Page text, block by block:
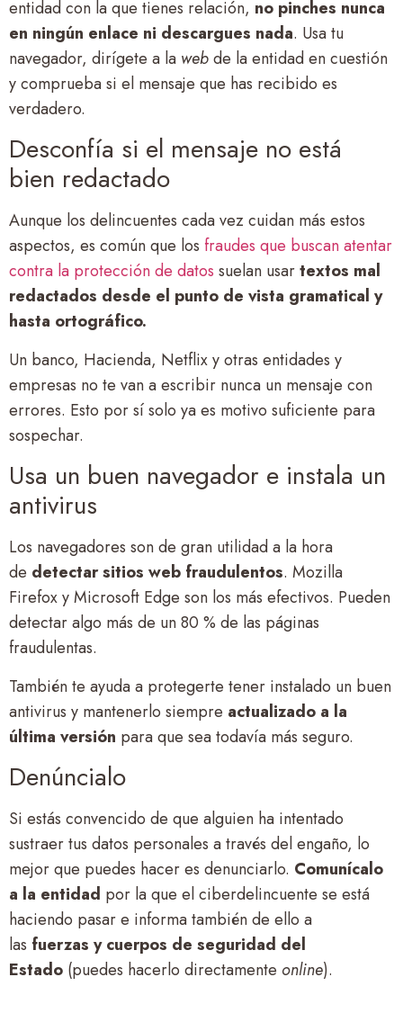
entidad con la que tienes relación, no pinches nunca
en ningún enlace ni descargues nada. Usa tu
navegador, dirígete a la webde la entidad en cuestión
y comprueba si el mensaje que has recibido es
verdadero.
Desconfía si el mensaje no está
bien redactado
Aunque los delincuentes cada vez cuidan más estos
aspectos, es común que los fraudes que buscan atentar
contra la protección de datos suelan usartextos mal
redactados desde el punto de vista gramatical y
hasta ortográfico.
Un banco, Hacienda, Netflix y otras entidades y
empresas no te van a escribir nunca un mensaje con
errores. Esto por sí solo ya es motivo suficiente para
sospechar.
Usa un buen navegador e instala un
antivirus
Los navegadores son de gran utilidad a la hora
de detectar sitios web fraudulentos. Mozilla
Firefox y Microsoft Edge son los más efectivos. Pueden
detectar algo más de un 80 % de las páginas
fraudulentas.
También te ayuda a protegerte tener instalado un buen
antivirus y mantenerlo siempre actualizado a la
última versión para que sea todavía más seguro.
Denúncialo
Si estás convencido de que alguien ha intentado
sustraer tus datos personales a través del engaño, lo
mejor que puedes hacer es denunciarlo. Comunícalo
a la entidad por la que el ciberdelincuente se está
haciendo pasar e informa también de ello a
las fuerzas y cuerpos de seguridad del
Estado (puedes hacerlo directamente online).